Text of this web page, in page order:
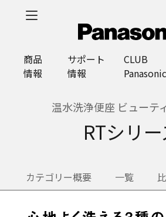
商品
情報
サポート
情報
CLUB
Panasonic
温水洗浄便座 ビューテ
RTシリ
カテゴリー概要 一覧